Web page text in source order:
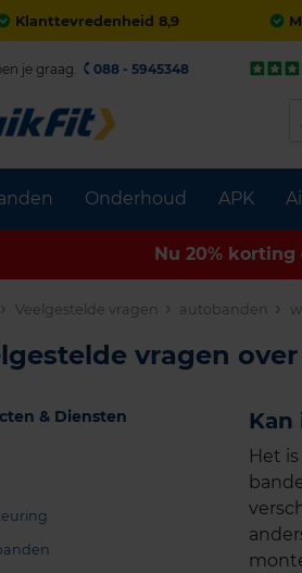
Klanttevredenheid 8,9
Onderhoud APK
je graag. 088 - 5945348
Nu 20% korting
Veelgestelde vragen autobanden
vragen
& Diensten
Het